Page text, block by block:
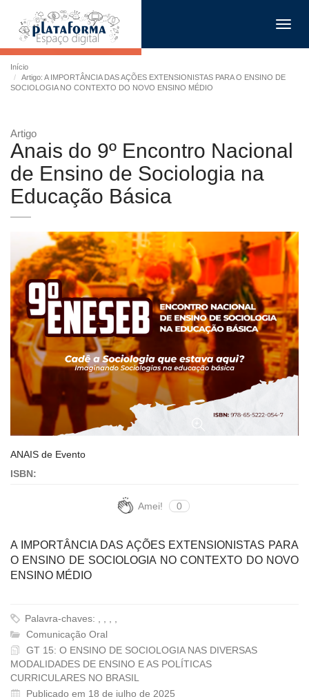
Início
Artigo: A IMPORTÂNCIA DAS AÇÕES EXTENSIONISTAS PARA O ENSINO DE
SOCIOLOGIA NO CONTEXTO DO NOVO ENSINO MÉDIO
Artigo
Anais do 9º Encontro Nacional
de Ensino de Sociologia na
Educação Básica
ANAIS de Evento
ISBN:
Amei! 0
A IMPORTÂNCIA DAS AÇÕES EXTENSIONISTAS PARA
O ENSINO DE SOCIOLOGIA NO CONTEXTO DO NOVO
ENSINO MÉDIO
Palavra-chaves: , , , ,
Comunicação Oral
GT 15: O ENSINO DE SOCIOLOGIA NAS DIVERSAS
MODALIDADES DE ENSINO E AS POLÍTICAS
CURRICULARES NO BRASIL
Publicado em 18 de julho de 2025